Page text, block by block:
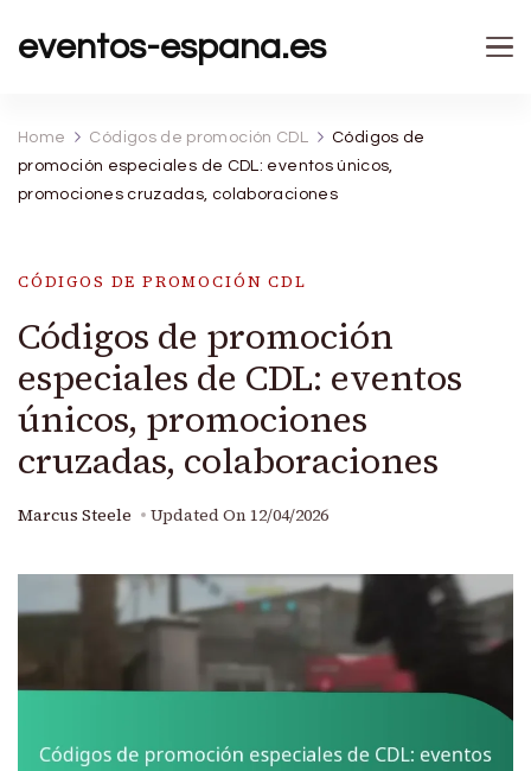
eventos-espana.es
Home Códigos de promoción CDL
Códigos de
promoción especiales de CDL: eventos únicos,
promociones cruzadas, colaboraciones
CÓDIGOS DE PROMOCIÓN CDL
Códigos de promoción
especiales de CDL: eventos
únicos, promociones
cruzadas, colaboraciones
Marcus Steele Updated On 12/04/2026